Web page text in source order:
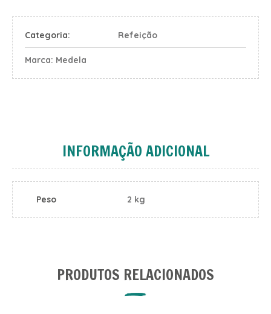
Categoria: Refeição
Marca: Medela
INFORMAÇÃO ADICIONAL
Peso 2 kg
PRODUTOS RELACIONADOS